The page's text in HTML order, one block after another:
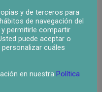
y de terceros para
de navegación del
permitirle compartir
puede aceptar o
cuáles
en nuestra Política